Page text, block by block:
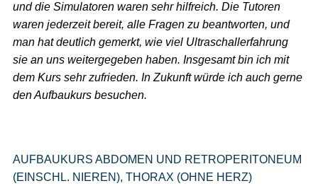
und die Simulatoren waren sehr hilfreich. Die Tutoren
waren jederzeit bereit, alle Fragen zu beantworten, und
man hat deutlich gemerkt, wie viel Ultraschallerfahrung
sie an uns weitergegeben haben. Insgesamt bin ich mit
dem Kurs sehr zufrieden. In Zukunft würde ich auch gerne
den Aufbaukurs besuchen.
AUFBAUKURS ABDOMEN UND RETROPERITONEUM
(EINSCHL. NIEREN), THORAX (OHNE HERZ)